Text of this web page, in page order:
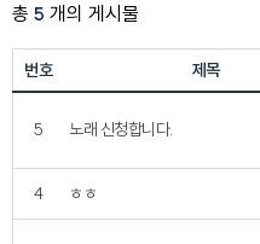
총 5 개의 게시물
번호 제목
5 노래 신청합니다.
4 ㅎㅎ